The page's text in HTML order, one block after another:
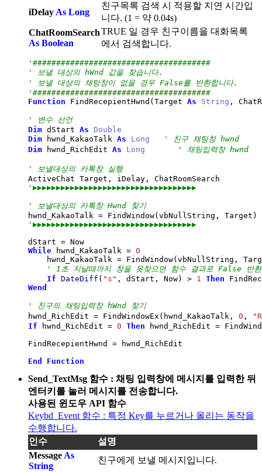
iDelay As Long
친구목록 검색 시 적용할 지연 시간입
니다. (1 = 약 0.04s)
ChatRoomSearch
As Boolean
TRUE 일 경우 친구이름을 대화목록
에서 검색합니다.
'######################################
' 보낼 대상의 hWnd 값을 찾습니다.
' 보낼 대상의 채팅창이 없을 경우 False를 반환합니다.
'######################################
Function FindRecepientHwnd ( Target As String ,
' 변수 선언
Dim dStart As
Double
Dim hwnd_KakaoTalk As Long
' 친구 채팅창 hwnd
Dim hwnd_RichEdit As Long ' 채팅입력창 hwnd
' 보낼대상의 카톡창 실행
'▶▶▶▶▶▶▶▶▶▶▶▶▶▶▶▶▶▶▶▶▶▶▶▶▶▶▶▶▶▶▶▶▶▶▶
' 보낼대상의 카톡창 Hwnd 찾기
hwnd_KakaoTalk = FindWindow( vbNullString, Target )
'▶▶▶▶▶▶▶▶▶▶▶▶▶▶▶▶▶▶▶▶▶▶▶▶▶▶▶▶▶▶▶▶▶▶▶
dStart =
While hwnd_KakaoTalk = 0
    hwnd_KakaoTalk
= FindWindow( vbNullString,
' 1초 지날때까지 창을 못찾으면 함수 결과로 False 반
If DateDiff ( "s" , dStart, Now) > 1 Then
Wend
' 친구의 채팅입력창 hWnd 찾기
hwnd_RichEdit = FindWindowEx ( hwnd_KakaoTalk, 0 ,
If hwnd_RichEdit = 0 Then hwnd_RichEdit =
FindRecepientHwnd = hwnd_RichEdit
End
Function
Send_TextMsg 함수 : 채팅 입력창에 메시지를 입력한 뒤
엔터키를 눌러 메시지를 전송합니다.
사용된 윈도우 API 함수
Keybd_Event 함수 : 특정 Key를 누르거나 올리는 동작을
수행합니다.
인수
설명
Message As
String
친구에게 보낼 메시지입니다.